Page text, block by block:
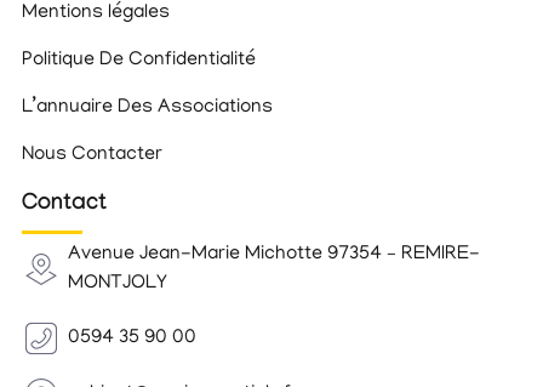
Mentions légales
Politique De Confidentialité
L’annuaire Des Associations
Nous Contacter
Contact
Avenue Jean-Marie Michotte 97354 – REMIRE-
MONTJOLY
0594 35 90 00